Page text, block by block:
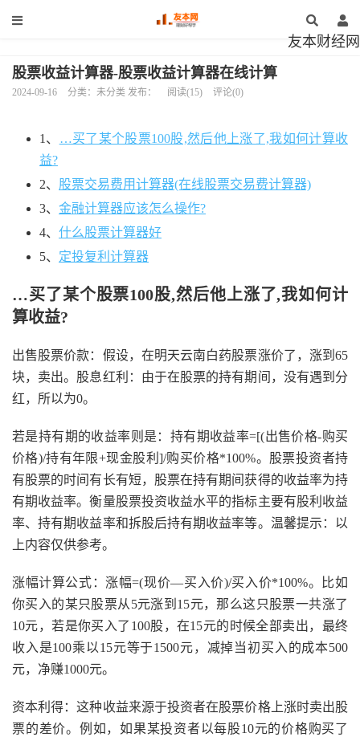
友本财经网
股票收益计算器-股票收益计算器在线计算
2024-09-16 分类：未分类 发布： 阅读(15) 评论(0)
1、 …买了某个股票100股,然后他上涨了,我如何计算收
益?
2、 股票交易费用计算器(在线股票交易费计算器)
3、 金融计算器应该怎么操作?
4、 什么股票计算器好
5、 定投复利计算器
…买了某个股票100股,然后他上涨了,我如何计
算收益?
出售股票价款：假设，在明天云南白药股票涨价了，涨到65
块，卖出。股息红利：由于在股票的持有期间，没有遇到分
红，所以为0。
若是持有期的收益率则是：持有期收益率=[(出售价格-购买
价格)/持有年限+现金股利]/购买价格*100%。股票投资者持
有股票的时间有长有短，股票在持有期间获得的收益率为持
有期收益率。衡量股票投资收益水平的指标主要有股利收益
率、持有期收益率和拆股后持有期收益率等。温馨提示：以
上内容仅供参考。
涨幅计算公式：涨幅=(现价—买入价)/买入价*100%。比如
你买入的某只股票从5元涨到15元，那么这只股票一共涨了
10元，若是你买入了100股，在15元的时候全部卖出，最终
收入是100乘以15元等于1500元，减掉当初买入的成本500
元，净赚1000元。
资本利得：这种收益来源于投资者在股票价格上涨时卖出股
票的差价。例如，如果某投资者以每股10元的价格购买了